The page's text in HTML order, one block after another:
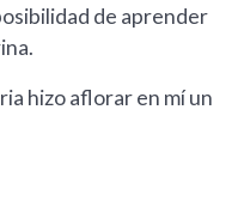
de aprender
hizo aflorar en mí un